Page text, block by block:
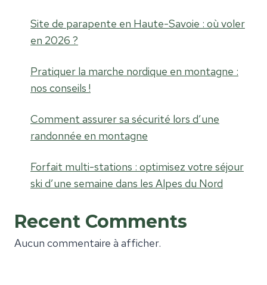
Site de parapente en Haute-Savoie : où voler
en 2026 ?
Pratiquer la marche nordique en montagne :
nos conseils !
Comment assurer sa sécurité lors d’une
randonnée en montagne
Forfait multi-stations : optimisez votre séjour
ski d’une semaine dans les Alpes du Nord
Recent Comments
Aucun commentaire à afficher.